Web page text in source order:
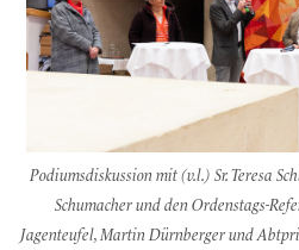
Podiumsdiskussion mit (v.l.) Sr. Teresa
Schumacher und den Ordenstags-
Jagenteufel, Martin Dürnberger und